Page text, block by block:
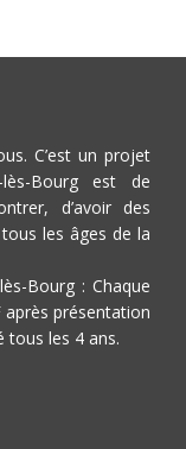
C’est un projet
lès-Bourg est de
d’avoir des
les âges de la
Bourg : Chaque
après présentation
tous les 4 ans.